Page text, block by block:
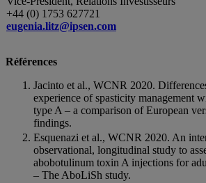
+44 (0) 1753 627721
eugenia.litz@ipsen.com
Références
Jacinto et al., WCNR 2020.
experience of spasticity management
type A – a comparison of European
findings.
Esquenazi et al., WCNR 2020. An
observational, longitudinal study to
abobotulinum toxin A injections for
– The AboLiSh study.